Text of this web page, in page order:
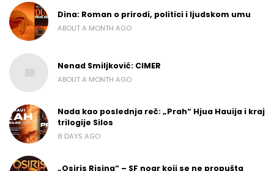
Dina: Roman o prirodi, politici i ljudskom umu
ABOUT A MONTH AGO
Nenad Smiljković: CIMER
ABOUT A MONTH AGO
Nada kao poslednja reč: „Prah“ Hjua Hauija i kraj
trilogije Silos
8 DAYS AGO
„Osiris Rising“ – SF noar koji se ne propušta